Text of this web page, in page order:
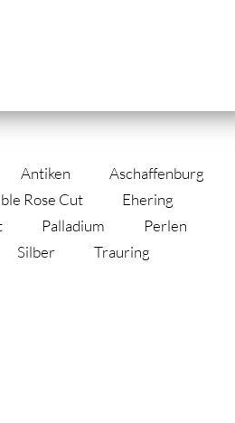
Antiken
Aschaffenburg
Rose Cut
Ehering
Palladium
Perlen
Silber
Trauring